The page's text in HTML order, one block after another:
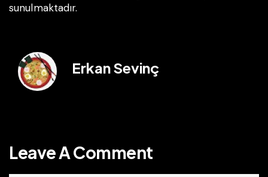
sunulmaktadır.
Erkan Sevinç
Leave A Comment